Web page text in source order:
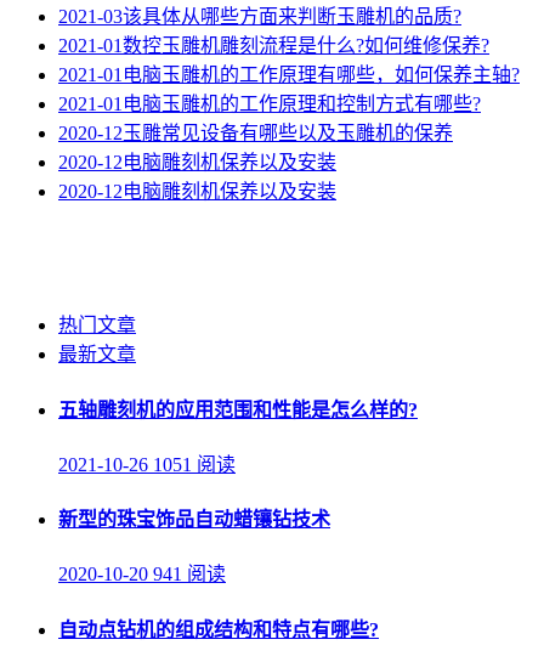
2021-03该具体从哪些方面来判断玉雕机的品质?
2021-01数控玉雕机雕刻流程是什么?如何维修保养?
2021-01 电脑玉雕机的工作原理有哪些，如何保养主轴?
2021-01 电脑玉雕机的工作原理和控制方式有哪些?
2020-12玉雕常见设备有哪些以及玉雕机的保养
2020-12电脑雕刻机保养以及安装
2020-12电脑雕刻机保养以及安装
热门文章
最新文章
五轴雕刻机的应用范围和性能是怎么样的?
2021-10-26 1051 阅读
新型的珠宝饰品自动蜡镶钻技术
2020-10-20 941 阅读
自动点钻机的组成结构和特点有哪些?